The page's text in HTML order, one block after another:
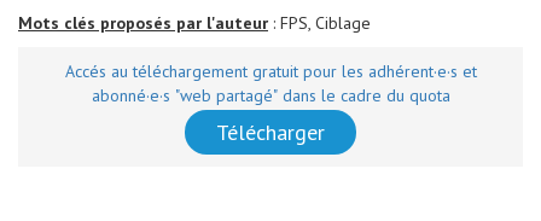
Mots clés proposés par l'auteur : FPS, Ciblage
Accés au téléchargement gratuit pour les adhérent·e·s et
abonné·e·s "web partagé" dans le cadre du quota
Télécharger